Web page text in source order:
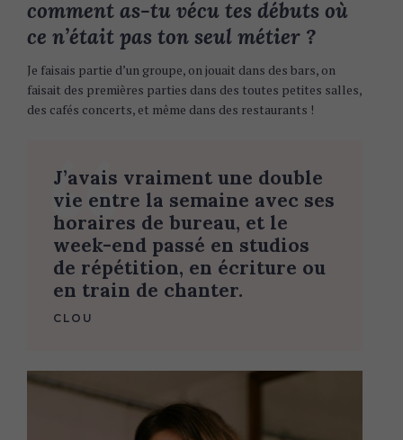
comment as-tu vécu tes débuts où
ce n’était pas ton seul métier ?
Je faisais partie d’un groupe, on jouait dans des bars, on
faisait des premières parties dans des toutes petites salles,
des cafés concerts, et même dans des restaurants !
J’avais vraiment une double
vie entre la semaine avec ses
horaires de bureau, et le
week-end passé en studios
de répétition, en écriture ou
en train de chanter.
CLOU